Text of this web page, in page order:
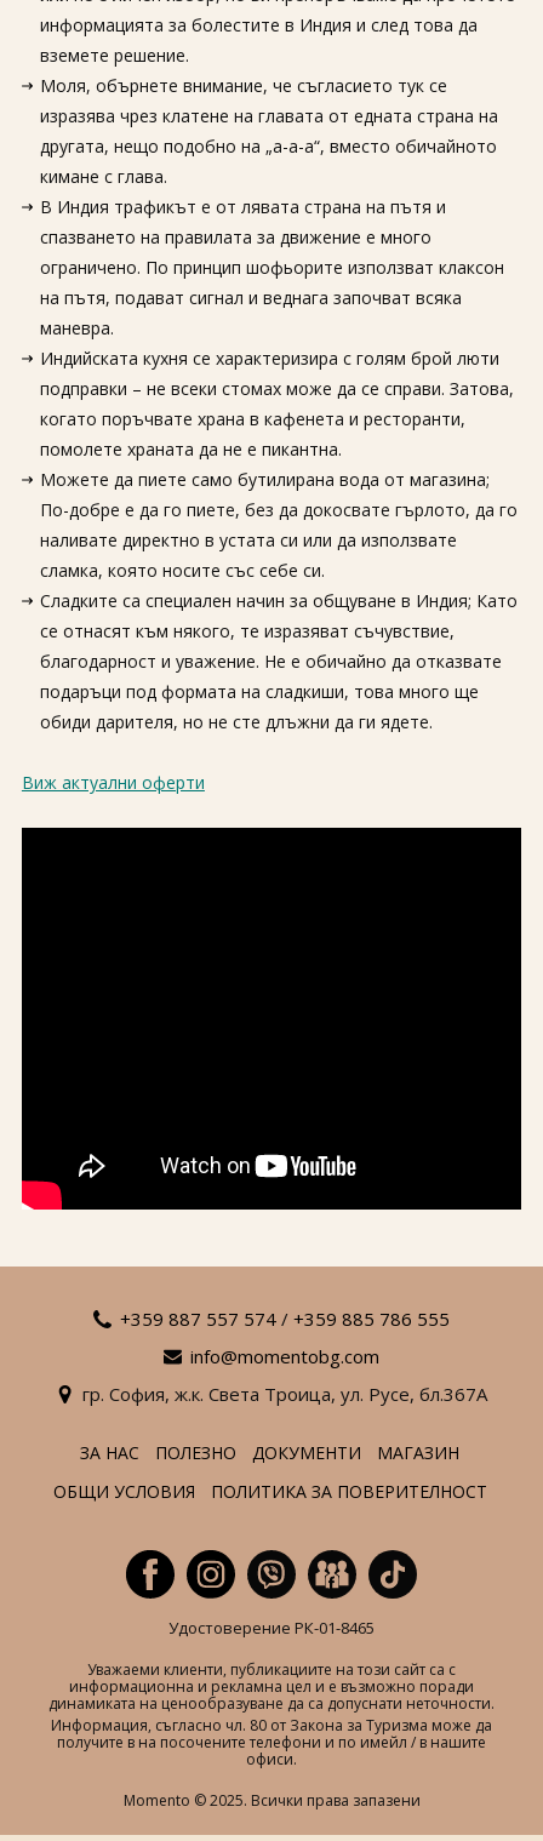
информацията за болестите в Индия и след това да
вземете решение.
Моля, обърнете внимание, че съгласието тук се
изразява чрез клатене на главата от едната страна на
другата, нещо подобно на „а-а-а“, вместо обичайното
кимане с глава.
В Индия трафикът е от лявата страна на пътя и
спазването на правилата за движение е много
ограничено. По принцип шофьорите използват клаксон
на пътя, подават сигнал и веднага започват всяка
маневра.
Индийската кухня се характеризира с голям брой люти
подправки – не всеки стомах може да се справи. Затова,
когато поръчвате храна в кафенета и ресторанти,
помолете храната да не е пикантна.
Можете да пиете само бутилирана вода от магазина;
По-добре е да го пиете, без да докосвате гърлото, да го
наливате директно в устата си или да използвате
сламка, която носите със себе си.
Сладките са специален начин за общуване в Индия; Като
се отнасят към някого, те изразяват съчувствие,
благодарност и уважение. Не е обичайно да отказвате
подаръци под формата на сладкиши, това много ще
обиди дарителя, но не сте длъжни да ги ядете.
Виж актуални оферти
+359 887 557 574 / +359 885 786 555
info@momentobg.com
гр. София, ж.к. Света Троица, ул. Русе, бл.367А
ЗА НАС ПОЛЕЗНО ДОКУМЕНТИ
МАГАЗИН
ОБЩИ УСЛОВИЯ
ПОЛИТИКА ЗА ПОВЕРИТЕЛНОСТ
Удостоверение РК-01-8465
Уважаеми клиенти, публикациите на този сайт са с
информационна и рекламна цел и е възможно поради
динамиката на ценообразуване да са допуснати неточности.
Информация, съгласно чл. 80 от Закона за Туризма може да
получите в на посочените телефони и по имейл / в нашите
офиси.
Momento © 2025. Всички права запазени